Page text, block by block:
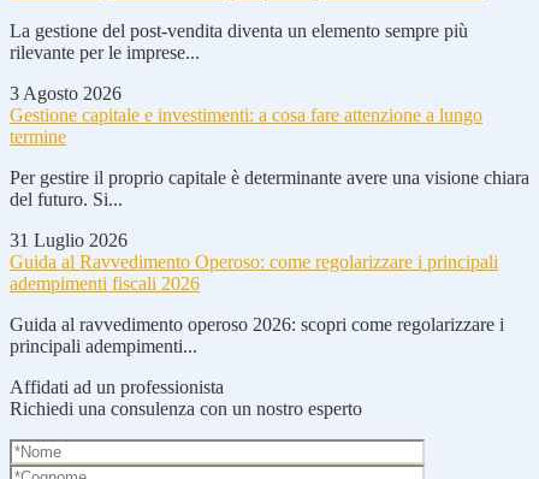
La gestione del post-vendita diventa un elemento sempre più
rilevante per le imprese...
3 Agosto 2026
Gestione capitale e investimenti: a cosa fare attenzione a lungo
termine
Per gestire il proprio capitale è determinante avere una visione chiara
del futuro. Si...
31 Luglio 2026
Guida al Ravvedimento Operoso: come regolarizzare i principali
adempimenti fiscali 2026
Guida al ravvedimento operoso 2026: scopri come regolarizzare i
principali adempimenti...
Affidati ad un professionista
Richiedi una consulenza con un nostro esperto